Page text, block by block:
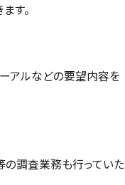
す。
アルなどの要望内容を
の調査業務も行っていた